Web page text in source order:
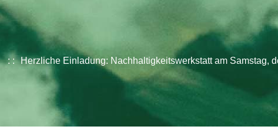
Herzliche Einladung: Nachhaltigkeitswerkstatt am Samstag,